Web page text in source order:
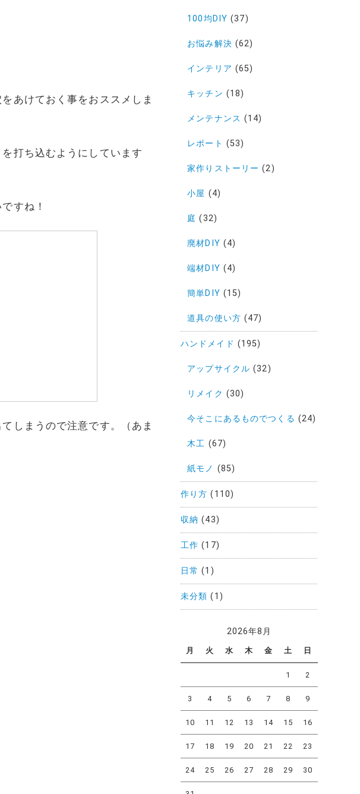
あけておく事をおススメしま
打ち込むようにしています
すね！
しまうので注意です。（あま
100均DIY (37)
お悩み解決 (62)
インテリア (65)
キッチン (18)
メンテナンス (14)
レポート (53)
家作りストーリー (2)
小屋 (4)
庭 (32)
廃材DIY (4)
端材DIY (4)
簡単DIY (15)
道具の使い方 (47)
ハンドメイド (195)
アップサイクル (32)
リメイク (30)
今そこにあるものでつくる (24)
木工 (67)
紙モノ (85)
作り方 (110)
収納 (43)
工作 (17)
日常 (1)
未分類 (1)
2026年8月
月 火 水 木 金 土 日
1 2
3 4 5 6 7 8 9
10 11 12 13 14 15 16
17 18 19 20 21 22 23
24 25 26 27 28 29 30